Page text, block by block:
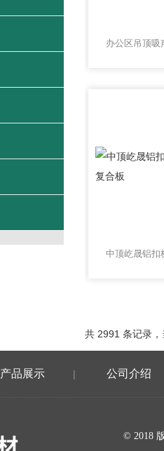
共 2991 条记录
产品展示 | 公司介绍
© 2018